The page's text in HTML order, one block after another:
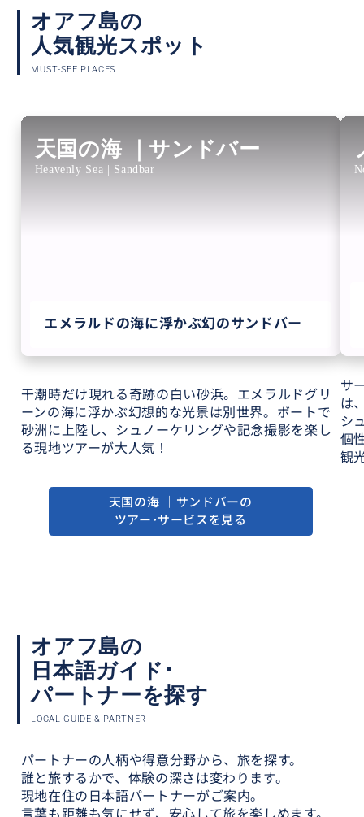
オアフ島の
人気観光スポット
MUST-SEE PLACES
天国の海 ｜サンドバー
Heavenly Sea | Sandbar
エメラルドの海に浮かぶ幻のサンドバー
干潮時だけ現れる奇跡の白い砂浜。エメラルドグリ
ーンの海に浮かぶ幻想的な光景は別世界。ボートで
砂洲に上陸し、シュノーケリングや記念撮影を楽し
る現地ツアーが大人気！
天国の海 ｜サンドバーの
ツアー･サービスを見る
サ
は
シ
個
観
オアフ島の
日本語ガイド･
パートナーを探す
LOCAL GUIDE & PARTNER
パートナーの人柄や得意分野から、旅を探す。
誰と旅するかで、体験の深さは変わります。
現地在住の日本語パートナーがご案内。